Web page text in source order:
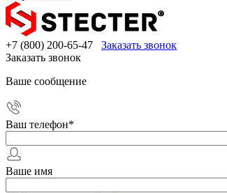
+7 (800) 200-65-47
Заказать звонок
Заказать звонок
Ваше сообщение
Ваш телефон*
Ваше имя